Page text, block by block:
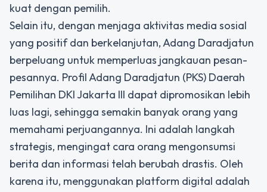
kuat dengan pemilih.
Selain itu, dengan menjaga aktivitas media sosial
yang positif dan berkelanjutan, Adang Daradjatun
berpeluang untuk memperluas jangkauan pesan-
pesannya. Profil Adang Daradjatun (PKS) Daerah
Pemilihan DKI Jakarta III dapat dipromosikan lebih
luas lagi, sehingga semakin banyak orang yang
memahami perjuangannya. Ini adalah langkah
strategis, mengingat cara orang mengonsumsi
berita dan informasi telah berubah drastis. Oleh
karena itu, menggunakan platform digital adalah